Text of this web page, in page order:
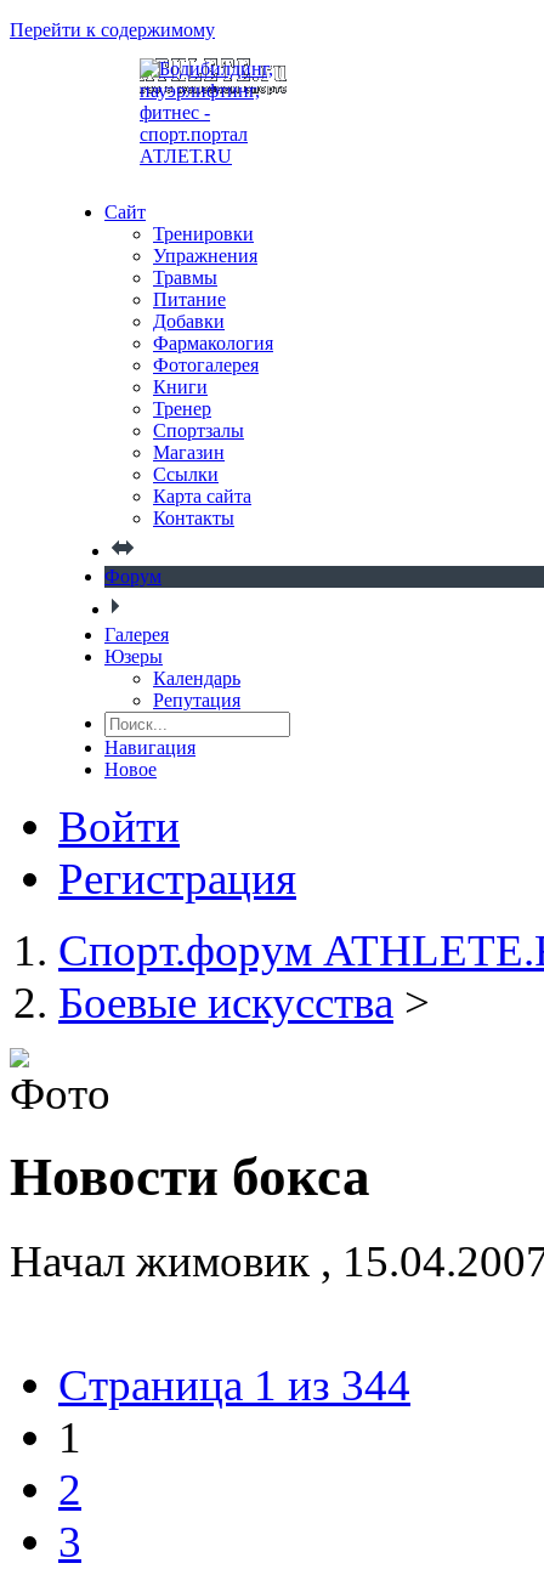
Перейти к содержимому
Сайт
Тренировки
Упражнения
Травмы
Питание
Добавки
Фармакология
Фотогалерея
Книги
Тренер
Спортзалы
Магазин
Ссылки
Карта сайта
Контакты
Форум
Галерея
Юзеры
Календарь
Репутация
Навигация
Новое
Войти
Регистрация
Спорт.форум
Боевые искусства >
Новости бокса
Начал жимовик ,
Страница 1 из 344
1
2
3